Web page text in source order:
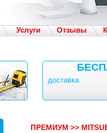
Услуги Отзывы
доставка
ПРЕМИУМ >>